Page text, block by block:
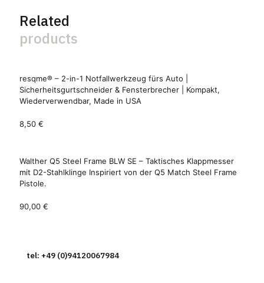
Related
products
resqme® – 2-in-1 Notfallwerkzeug fürs Auto |
Sicherheitsgurtschneider & Fensterbrecher | Kompakt,
Wiederverwendbar, Made in USA
8,50 €
Walther Q5 Steel Frame BLW SE – Taktisches Klappmesser
mit D2-Stahlklinge Inspiriert von der Q5 Match Steel Frame
Pistole.
90,00 €
tel: +49 (0)94120067984